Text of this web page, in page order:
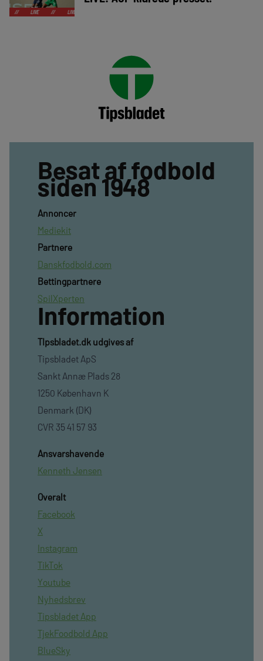
// LIVE // LIVE
Besat af fodbold
siden 1948
Annoncer
Mediekit
Partnere
Danskfodbold.com
Bettingpartnere
SpilXperten
Information
TIpsbladet.dk udgives af
Tipsbladet ApS
Sankt Annæ Plads 28
1250 København K
Denmark (DK)
CVR 35 41 57 93
Ansvarshavende
Kenneth Jensen
Overalt
Facebook
X
Instagram
TikTok
Youtube
Nyhedsbrev
Tipsbladet App
TjekFoodbold App
BlueSky